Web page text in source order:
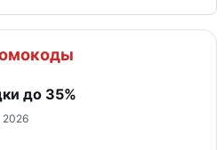
до 35%
2026